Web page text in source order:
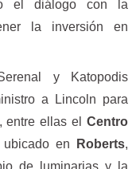
el diálogo con la
la inversión en
y Katopodis
a Lincoln para
entre ellas el Centro
ubicado en Roberts,